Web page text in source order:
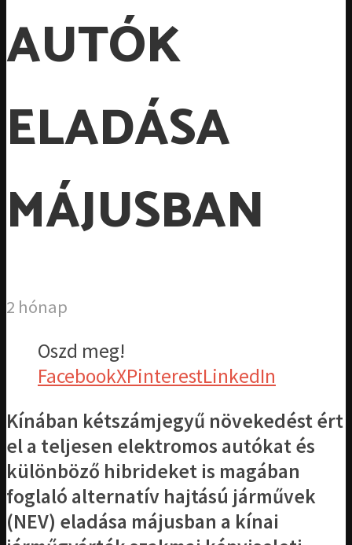
AUTÓK
ELADÁSA
MÁJUSBAN
2 hónap
Oszd meg!
FacebookXPinterestLinkedIn
Kínában kétszámjegyű növekedést ért
el a teljesen elektromos autókat és
különböző hibrideket is magában
foglaló alternatív hajtású járművek
(NEV) eladása májusban a kínai